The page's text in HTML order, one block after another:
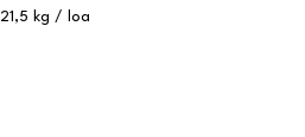
21,5 kg / loa